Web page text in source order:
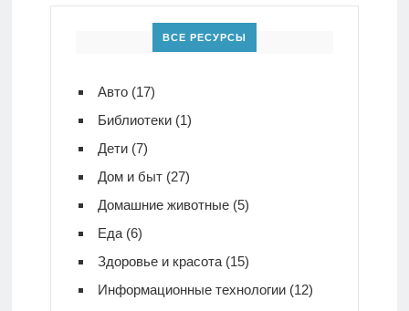
ВСЕ РЕСУРСЫ
Авто(17)
Библиотеки(1)
Дети(7)
Дом и быт(27)
Домашние животные(5)
Еда(6)
Здоровье и красота(15)
Информационные технологии(12)